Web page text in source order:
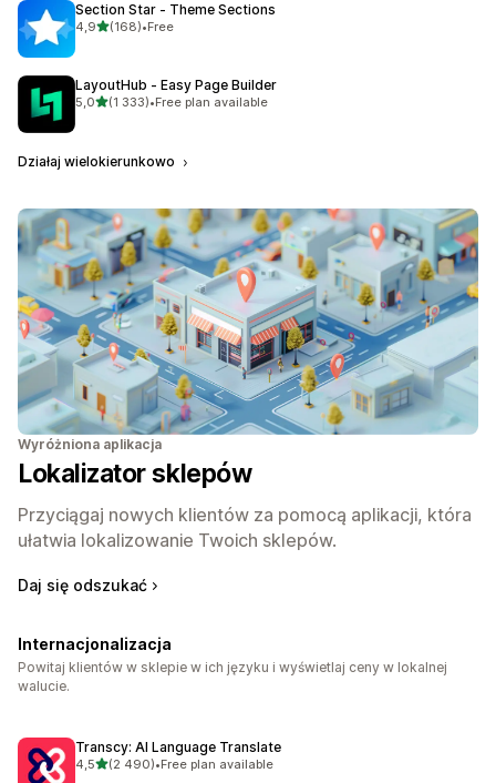
Section Star ‑ Theme Sections
4,9na 5 gwiazdek
(168)
Łączna liczba recenzji: 168
•Free
LayoutHub ‑ Easy Page Builder
5,0na 5 gwiazdek
(1 333)
Łączna liczba recenzji: 1333
•Free plan available
Działaj wielokierunkowo
Wyróżniona aplikacja
Lokalizator sklepów
Przyciągaj nowych klientów za pomocą aplikacji, która
ułatwia lokalizowanie Twoich sklepów.
Daj się odszukać
Internacjonalizacja
Powitaj klientów w sklepie w ich języku i wyświetlaj ceny w lokalnej
walucie.
Transcy: AI Language Translate
4,5na 5 gwiazdek
(2 490)
Łączna liczba recenzji: 2490
•Free plan available